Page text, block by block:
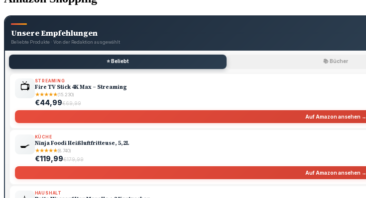
Unsere Empfehlungen
Beliebte Produkte · Von der Redaktion ausgewählt
⭐ Beliebt 📚 Bücher
📺 STREAMING
Fire TV Stick 4K Max – Streaming
★★★★★(15.230)
€44,99€69,99
Auf Amazon ansehen →
🍳
KÜCHE
Ninja Foodi Heißluftfritteuse, 5,2L
★★★★★(8.740)
€119,99€179,99
Auf Amazon ansehen →
HAUSHALT